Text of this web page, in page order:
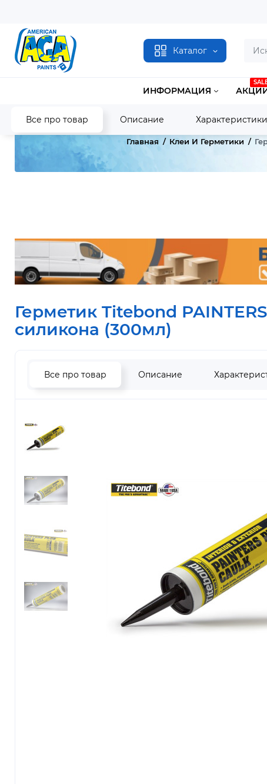
Каталог
ИНФОРМАЦИЯ
Все про товар Описание Характеристики
Главная Клеи И Герметики
Герметик Titebond
силикона (300мл)
Все про товар Описание